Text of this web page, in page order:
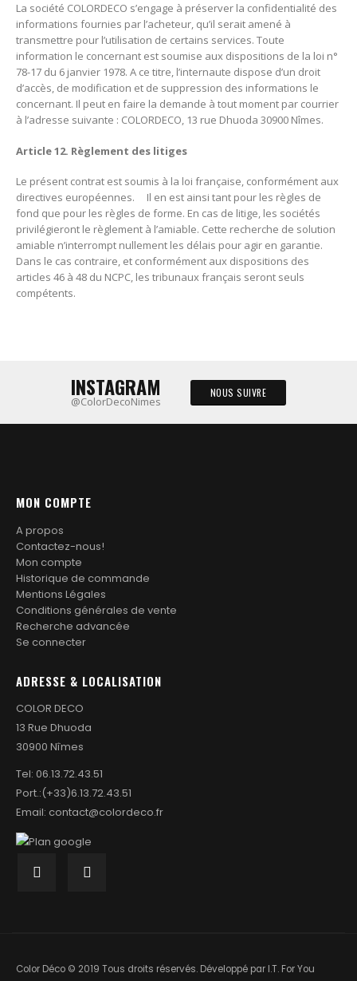
La société COLORDECO s’engage à préserver la confidentialité des
informations fournies par l’acheteur, qu’il serait amené à
transmettre pour l’utilisation de certains services. Toute
information le concernant est soumise aux dispositions de la loi n°
78-17 du 6 janvier 1978. A ce titre, l’internaute dispose d’un droit
d’accès, de modification et de suppression des informations le
concernant. Il peut en faire la demande à tout moment par courrier
à l’adresse suivante : COLORDECO, 13 rue Dhuoda 30900 Nîmes.
Article 12. Règlement des litiges
Le présent contrat est soumis à la loi française, conformément aux
directives européennes. Il en est ainsi tant pour les règles de
fond que pour les règles de forme. En cas de litige, les sociétés
privilégieront le règlement à l’amiable. Cette recherche de solution
amiable n’interrompt nullement les délais pour agir en garantie.
Dans le cas contraire, et conformément aux dispositions des
articles 46 à 48 du NCPC, les tribunaux français seront seuls
compétents.
INSTAGRAM
@ColorDecoNimes
NOUS SUIVRE
MON COMPTE
A propos
Contactez-nous!
Mon compte
Historique de commande
Mentions Légales
Conditions générales de vente
Recherche advancée
Se connecter
ADRESSE & LOCALISATION
COLOR DECO
13 Rue Dhuoda
30900 Nîmes
Tel: 06.13.72.43.51
Port.:(+33)6.13.72.43.51
Email: contact@colordeco.fr
Color Déco © 2019 Tous droits réservés. Développé par I.T. For You